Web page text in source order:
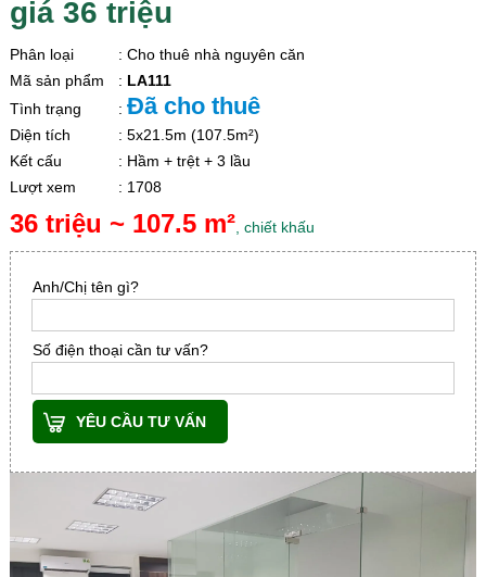
giá 36 triệu
Phân loại
: Cho thuê nhà nguyên căn
Mã sản phẩm
: LA111
Tình trạng
: Đã cho thuê
Diện tích
: 5x21.5m (107.5m²)
Kết cấu
: Hầm + trệt + 3 lầu
Lượt xem
: 1708
36 triệu ~ 107.5 m², chiết khấu
Anh/Chị tên gì?
Số điện thoại cần tư vấn?
YÊU CẦU TƯ VẤN